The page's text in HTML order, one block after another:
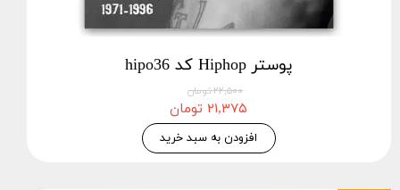
پوستر Hiphop کد hipo36
۲۲,۵۰۰ تومان
۲۱,۳۷۵ تومان
افزودن به سبد خرید